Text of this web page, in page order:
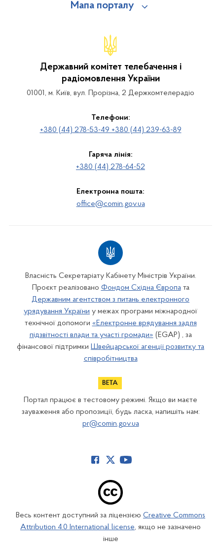
Мапа порталу
Державний комітет телебачення і
радіомовлення України
01001, м. Київ, вул. Прорізна, 2 Держкомтелерадіо
Телефони:
+380 (44) 278-53-49 +380 (44) 239-63-89
Гаряча лінія:
+380 (44) 278-64-52
Електронна пошта:
office@comin.gov.ua
Власність Секретаріату Кабінету Міністрів України.
Проєкт реалізовано Фондом Східна Європата
Державним агентством з питань електронного
урядування України у межах програми міжнародної
технічної допомоги «Електронне врядування задля
підзвітності влади та участі громади» (EGAP) , за
фінансової підтримки Швейцарської агенції розвитку та
співробітництва
Портал працює в тестовому режимі. Якщо ви маєте
зауваження або пропозиції, будь ласка, напишіть нам:
pr@comin.gov.ua
Весь контент доступний за ліцензією Creative Commons
Attribution 4.0 International license, якщо не зазначено
інше